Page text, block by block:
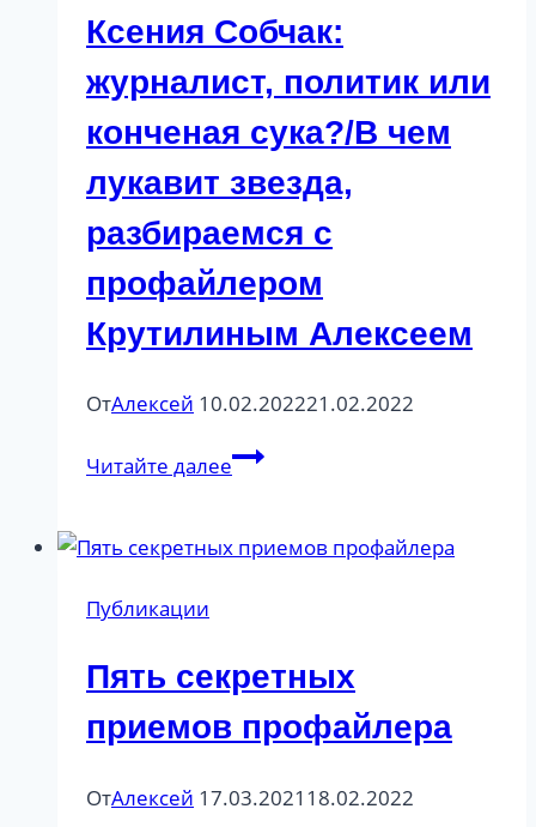
Ксения Собчак:
журналист, политик или
конченая сука?/В чем
лукавит звезда,
разбираемся с
профайлером
Крутилиным Алексеем
ОтАлексей 10.02.202221.02.2022
Читайте далееКсения
политик
В
чем
лукавит
разбираемся
Публикации
Пять секретных
приемов профайлера
ОтАлексей 17.03.2021 18.02.2022